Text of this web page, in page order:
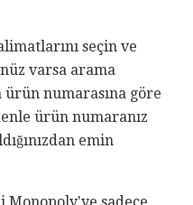
seçin ve
varsa arama
numarasına göre
ürün numaranız
emin
sadece